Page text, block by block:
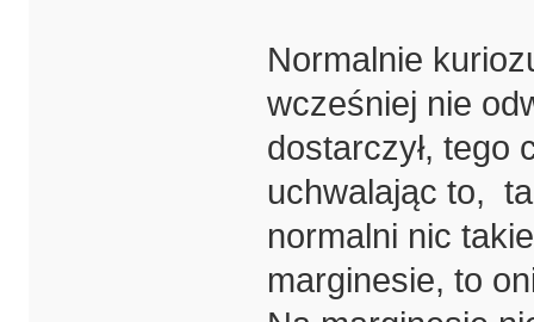
Normalnie
wcześniej nie
dostarczył, tego
uchwalając to,
normalni nic
marginesie, to